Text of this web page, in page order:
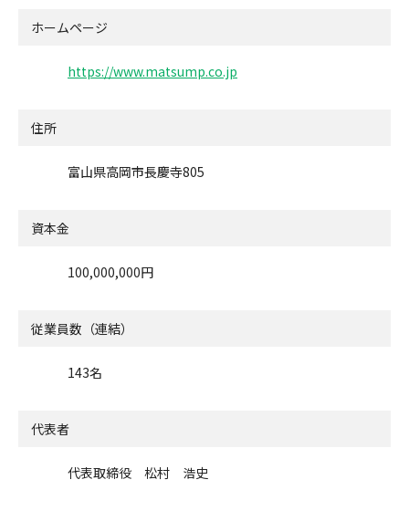
ホームページ
https://www.matsump.co.jp
住所
富山県高岡市長慶寺805
資本金
100,000,000円
従業員数（連結）
143名
代表者
代表取締役 松村 浩史